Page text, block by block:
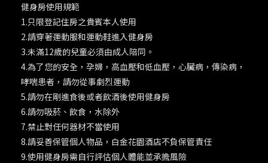
健身房使用規範
1.只限登記住房之貴賓本人使用
2.請穿著運動服和運動鞋進入健身房
3.未滿12歲的兒童必須由成人陪同。
4.為了您的安全，孕婦，高血壓和低血壓，心臟病，傳染病，
哮喘患者，請勿從事劇烈運動
5.請勿在剛進食後或者飲酒後使用健身房
6.請勿吸菸、飲食，水除外
7.禁止對任何器材不當使用
8.請妥善保管個人物品，白金花園酒店不負保管責任
9.使用健身房需自行評估個人體能並承擔風險